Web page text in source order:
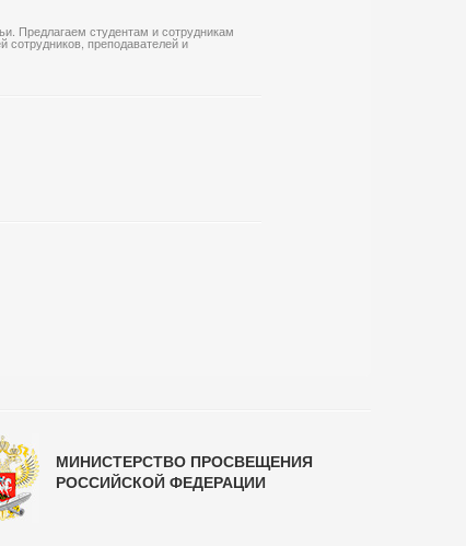
Предлагаем студентам и сотрудникам
преподавателей и
МИНИСТЕРСТВО ПРОСВЕЩЕНИЯ
РОССИЙСКОЙ ФЕДЕРАЦИИ